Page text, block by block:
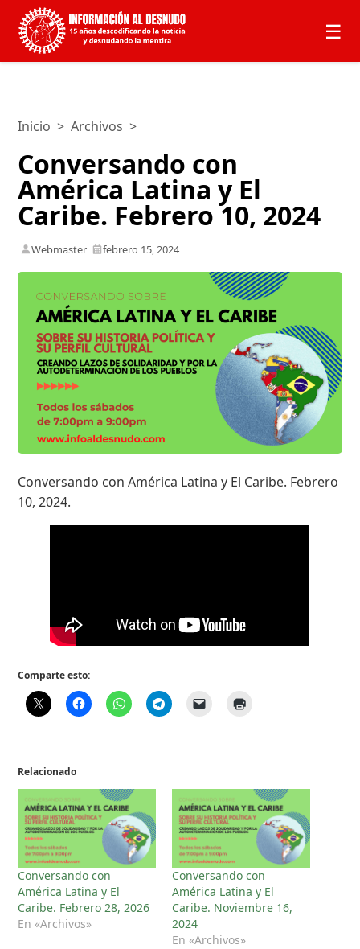
☰
Inicio >Archivos >
Conversando con
América Latina y El
Caribe. Febrero 10, 2024
Webmaster febrero 15, 2024
Conversando con América Latina y El Caribe. Febrero
10, 2024.
Comparte esto:
Relacionado
Conversando con
América Latina y El
Caribe. Febrero 28, 2026
En «Archivos»
Conversando con
América Latina y El
Caribe. Noviembre 16,
2024
En «Archivos»